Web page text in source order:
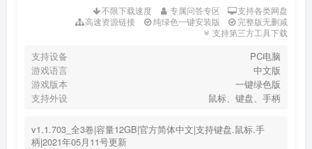
不限下载速度 专属问答专区
支持各类网盘
高速资源链接
纯绿色一键安装版
完整版无删减
支持第三方工具下载
支持设备
PC电脑
游戏语言
中文版
游戏版本
一键绿色版
支持外设
鼠标、键盘、手柄
v1.1.703_全3卷|容量12GB|官方简体中文|支持键盘.鼠标.手
柄|2021年05月11号更新